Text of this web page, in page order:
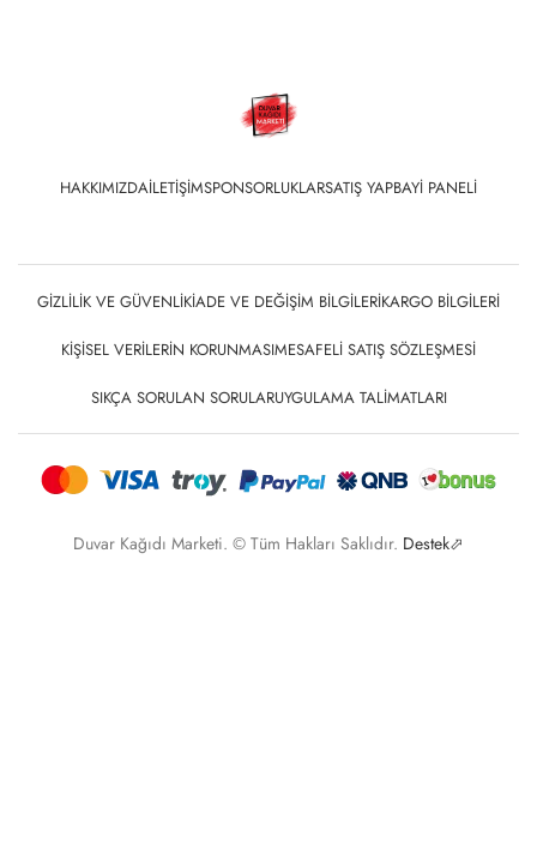
HAKKIMIZDAİLETIŞIMSPONSORLUKLARSATIŞ YAPBAYI PANELI
GIZLILIK VE GÜVENLIKİADE VE DEĞIŞIM BILGILERIKARGO BILGILERI
KIŞISEL VERILERIN KORUNMASIMESAFELI SATIŞ SÖZLEŞMESI
SIKÇA SORULAN SORULARUYGULAMA TALIMATLARI
Duvar Kağıdı Marketi. © Tüm Hakları Saklıdır. Destek⬀